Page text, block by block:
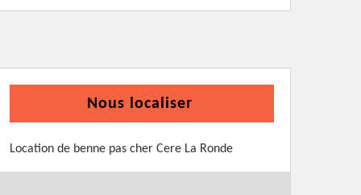
Nous localiser
Location de benne pas cher Cere La Ronde